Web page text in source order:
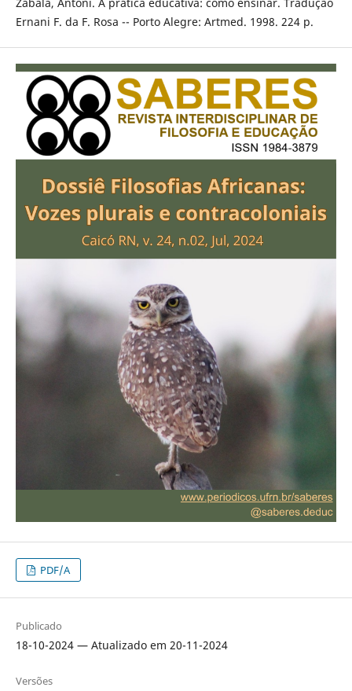
Ernani F. da F. Rosa -- Porto Alegre: Artmed. 1998. 224 p.
PDF/A
Publicado
18-10-2024 — Atualizado em 20-11-2024
Versões